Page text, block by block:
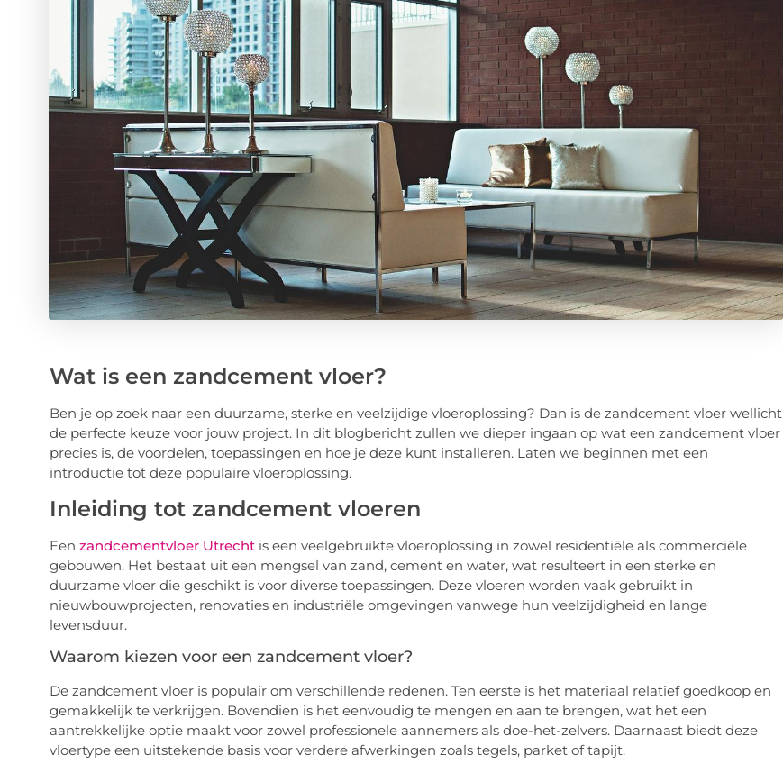
Wat is een zandcement vloer?
Ben je op zoek naar een duurzame, sterke en veelzijdige vloeroplossing? Dan is de zandcement vloer wellicht
de perfecte keuze voor jouw project. In dit blogbericht zullen we dieper ingaan op wat een zandcement vloer
precies is, de voordelen, toepassingen en hoe je deze kunt installeren. Laten we beginnen met een
introductie tot deze populaire vloeroplossing.
Inleiding tot zandcement vloeren
Een zandcementvloer Utrechtis een veelgebruikte vloeroplossing in zowel residentiële als commerciële
gebouwen. Het bestaat uit een mengsel van zand, cement en water, wat resulteert in een sterke en
duurzame vloer die geschikt is voor diverse toepassingen. Deze vloeren worden vaak gebruikt in
nieuwbouwprojecten, renovaties en industriële omgevingen vanwege hun veelzijdigheid en lange
levensduur.
Waarom kiezen voor een zandcement vloer?
De zandcement vloer is populair om verschillende redenen. Ten eerste is het materiaal relatief goedkoop en
gemakkelijk te verkrijgen. Bovendien is het eenvoudig te mengen en aan te brengen, wat het een
aantrekkelijke optie maakt voor zowel professionele aannemers als doe-het-zelvers. Daarnaast biedt deze
vloertype een uitstekende basis voor verdere afwerkingen zoals tegels, parket of tapijt.